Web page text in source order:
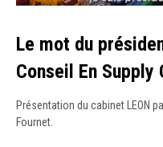
Le mot du
Conseil En Supply
Présentation du cabinet LEON
Fournet.